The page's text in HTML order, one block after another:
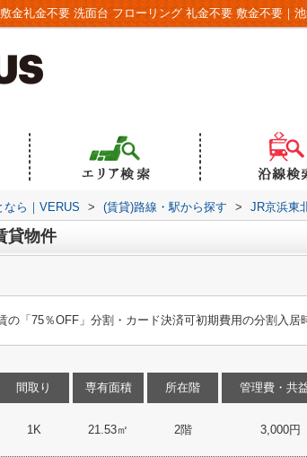
なら｜VERUS > (賃貸)路線・駅から探す > JR京浜東
貸物件
の「75％OFF」分割・カード決済可初期費用の分割入
間取り
1K
専有面積
21.53㎡
所在階
2階
管理費・共
3,000円